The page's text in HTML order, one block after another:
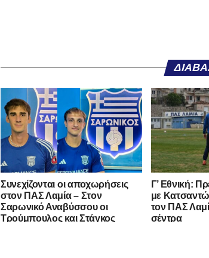
Συνεχίζονται οι αποχωρήσεις
στον ΠΑΣ Λαμία – Στον
Σαρωνικό Αναβύσσου οι
Τρούμπουλος και Στάγκος
Γ’ Εθνική:
με
τον ΠΑΣ
σέντρα